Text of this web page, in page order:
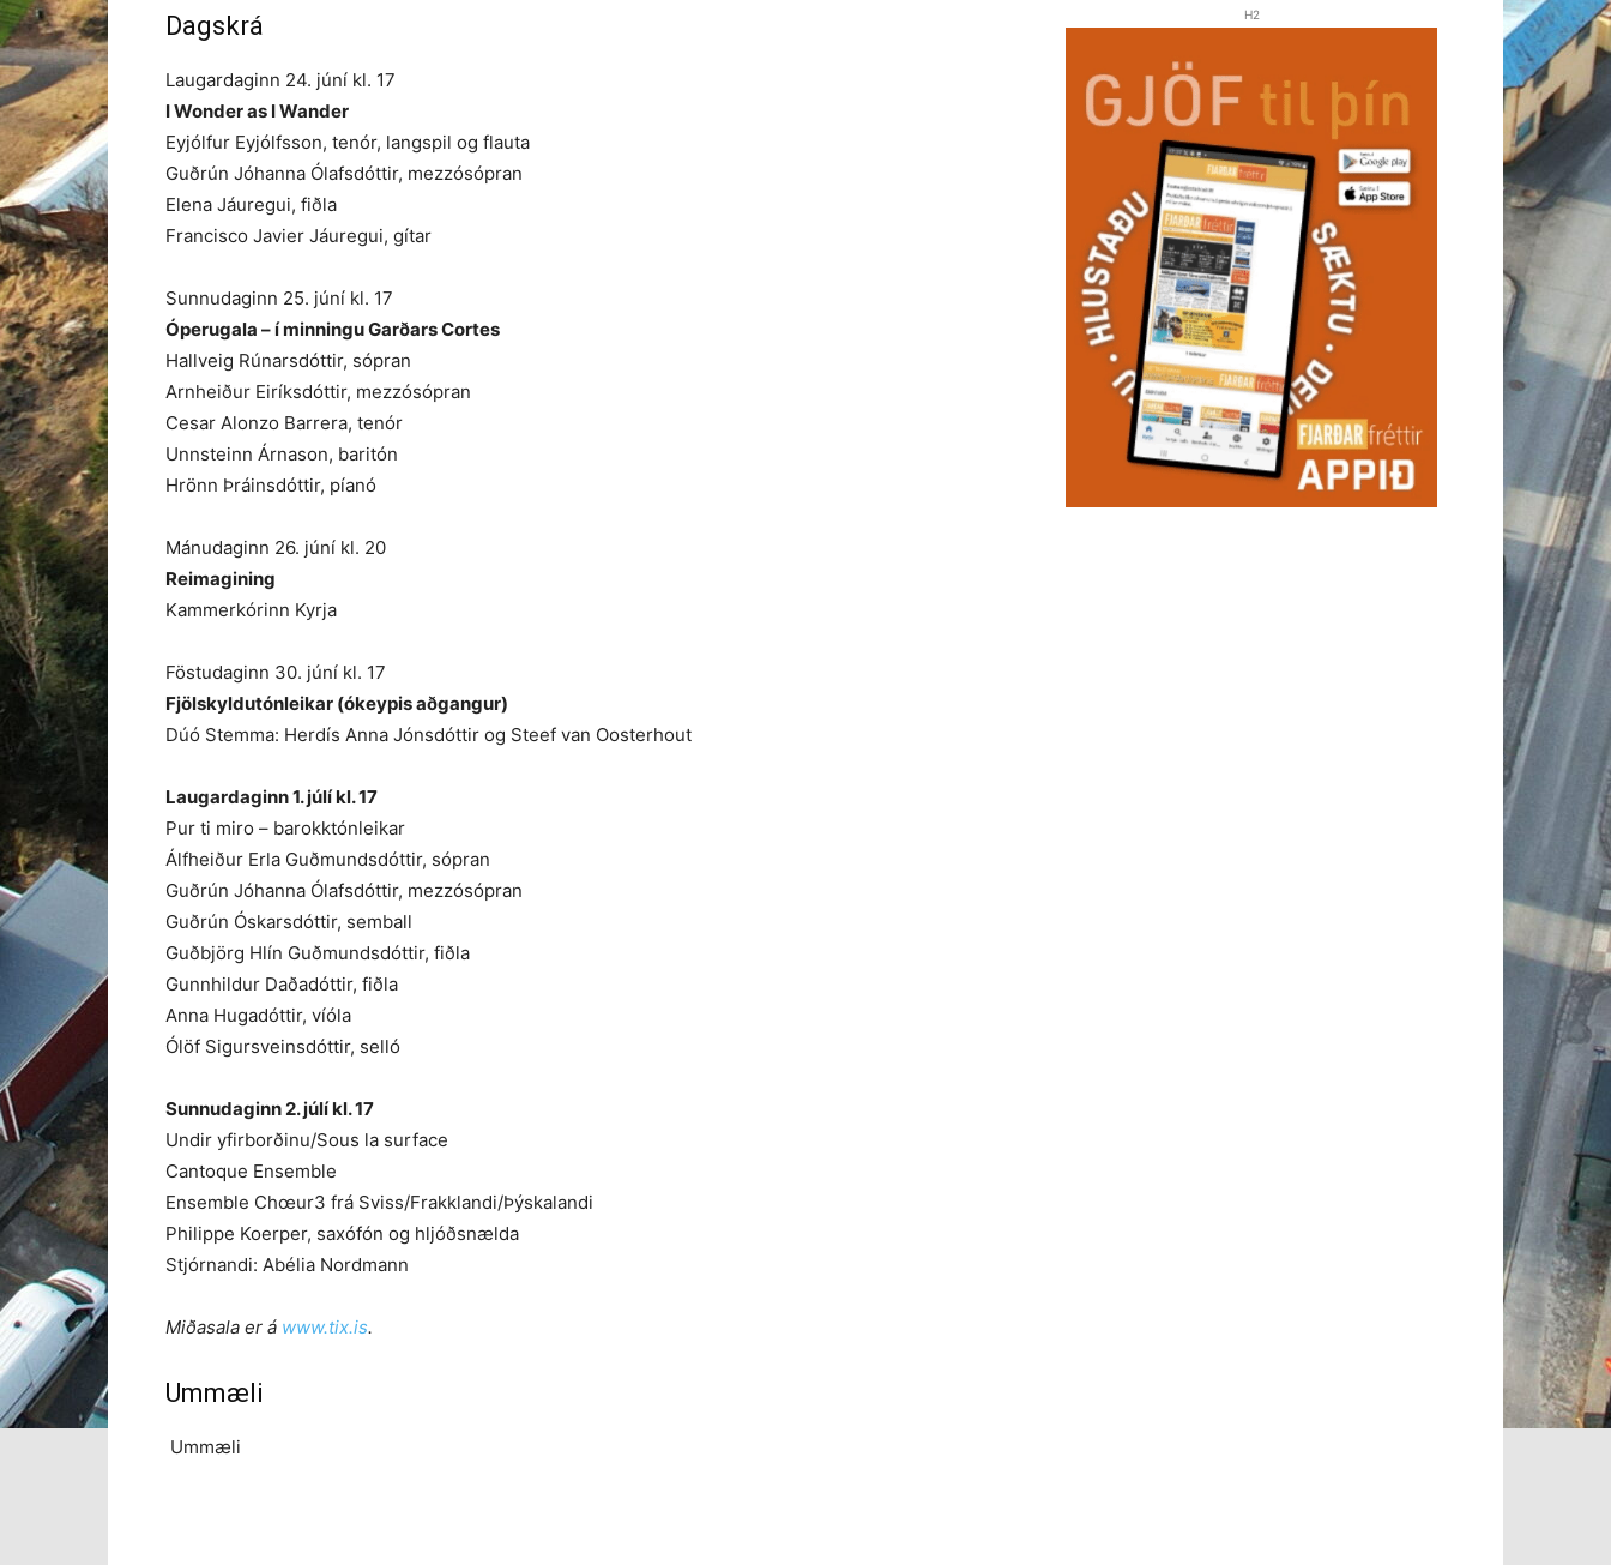
Dagskrá
Laugardaginn 24. júní kl. 17
I Wonder as I Wander
Eyjólfur Eyjólfsson, tenór, langspil og flauta
Guðrún Jóhanna Ólafsdóttir, mezzósópran
Elena Jáuregui, fiðla
Francisco Javier Jáuregui, gítar
Sunnudaginn 25. júní kl. 17
Óperugala – í minningu Garðars Cortes
Hallveig Rúnarsdóttir, sópran
Arnheiður Eiríksdóttir, mezzósópran
Cesar Alonzo Barrera, tenór
Unnsteinn Árnason, baritón
Hrönn Þráinsdóttir, píanó
Mánudaginn 26. júní kl. 20
Reimagining
Kammerkórinn Kyrja
Föstudaginn 30. júní kl. 17
Fjölskyldutónleikar (ókeypis aðgangur)
Dúó Stemma: Herdís Anna Jónsdóttir og Steef van Oosterhout
Laugardaginn 1. júlí kl. 17
Pur ti miro – barokktónleikar
Álfheiður Erla Guðmundsdóttir, sópran
Guðrún Jóhanna Ólafsdóttir, mezzósópran
Guðrún Óskarsdóttir, semball
Guðbjörg Hlín Guðmundsdóttir, fiðla
Gunnhildur Daðadóttir, fiðla
Anna Hugadóttir, víóla
Ólöf Sigursveinsdóttir, selló
Sunnudaginn 2. júlí kl. 17
Undir yfirborðinu/Sous la surface
Cantoque Ensemble
Ensemble Chœur3 frá Sviss/Frakklandi/Þýskalandi
Philippe Koerper, saxófón og hljóðsnælda
Stjórnandi: Abélia Nordmann
Miðasala er á www.tix.is.
Ummæli
Ummæli
H2